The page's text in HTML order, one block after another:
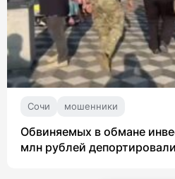
Сочи мошенники
Обвиняемых в обмане
млн рублей